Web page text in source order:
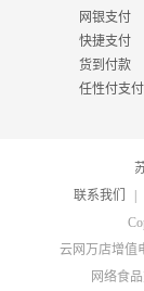
网银支付
快捷支付
货到付款
任性付支付
联系我们
云网万店增值
网络食